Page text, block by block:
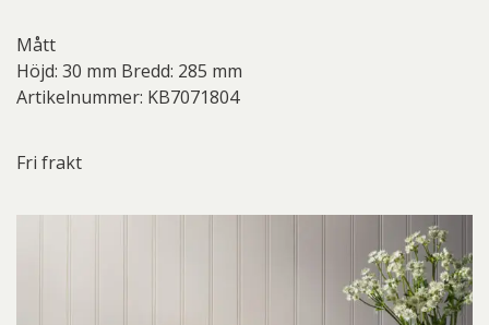
Mått
Höjd: 30 mm Bredd: 285 mm
Artikelnummer: KB7071804
Fri frakt